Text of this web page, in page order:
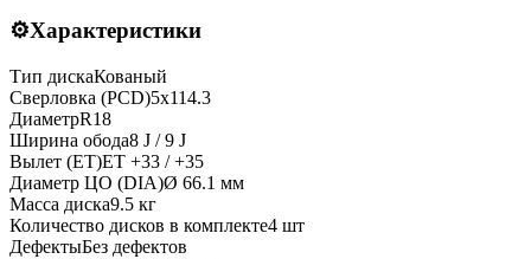
⚙️Характеристики
Тип дискаКованый
Сверловка (PCD)5x114.3
ДиаметрR18
Ширина обода8 J / 9 J
Вылет (ET)ET +33 / +35
Диаметр ЦО (DIA)Ø 66.1 мм
Масса диска9.5 кг
Количество дисков в комплекте4 шт
ДефектыБез дефектов